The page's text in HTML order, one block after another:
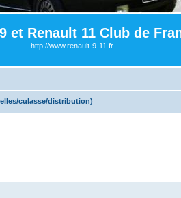
et Renault 11 Club de
http://www.renault-9-11.fr
culasse/distribution)